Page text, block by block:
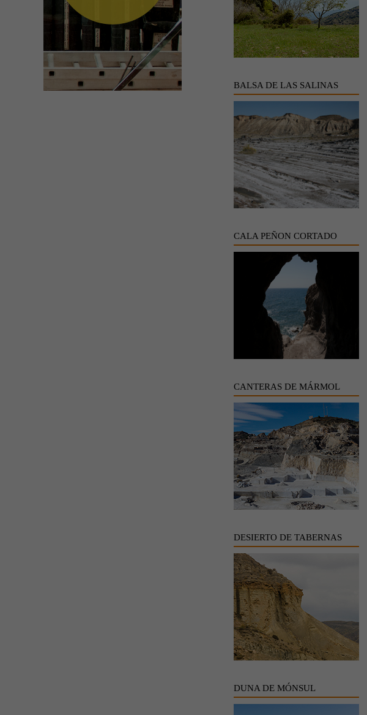
BALSA DE LAS SALINAS
CALA PEÑON CORTADO
CANTERAS DE MÁRMOL
DESIERTO DE TABERNAS
DUNA DE MÓNSUL